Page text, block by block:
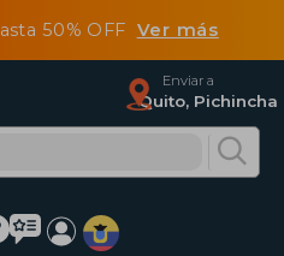
50% OFF Ver más
Enviar a
Quito, Pichincha